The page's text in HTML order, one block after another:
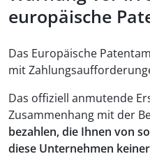
europäische
Das Europäische
mit
Das offiziell anmutende
Zusammenhang mit der
bezahlen, die Ihnen von
diese Unternehmen